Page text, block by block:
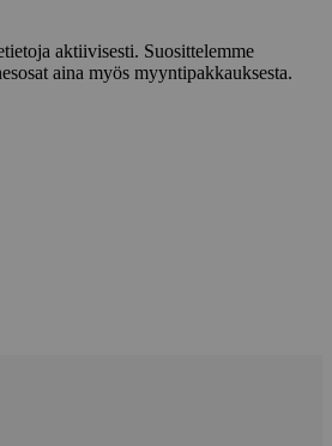
aktiivisesti. Suosittelemme
aina myös myyntipakkauksesta.